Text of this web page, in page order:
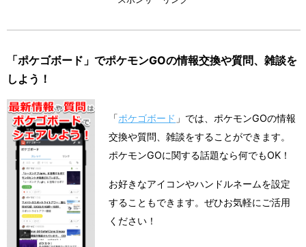
「ポケゴボード」でポケモンGOの情報交換や質問、雑談を
しよう！
「ポケゴボード 」では、ポケモンGOの情報
交換や質問、雑談をすることができます。
ポケモンGOに関する話題なら何でもOK！
お好きなアイコンやハンドルネームを設定
することもできます。ぜひお気軽にご活用
ください！